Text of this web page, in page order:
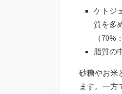
ケトジ
質を多
（
脂質の
砂糖やお米
ます。一方